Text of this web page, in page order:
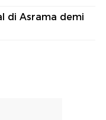
di Asrama demi